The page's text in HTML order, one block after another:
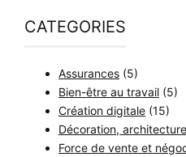
CATEGORIES
Assurances (5)
Bien-être au travail (5)
Création digitale (15)
Décoration,
Force de vente et